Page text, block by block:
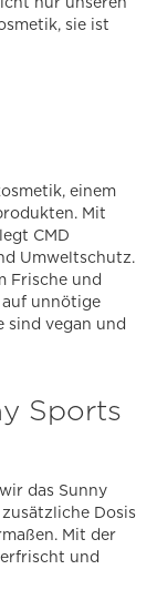
sie ist
einem
Mit
CMD
Umweltschutz.
Frische und
unnötige
sind vegan und
Sports
das Sunny
Dosis
Mit der
und